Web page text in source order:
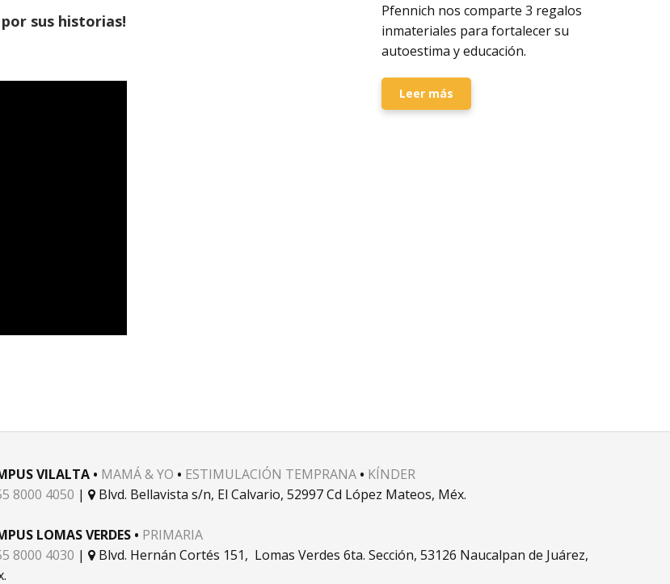
sus historias!
Pfennich nos comparte 3 regalos
inmateriales para fortalecer su
autoestima y educación.
Leer más
VILALTA • MAMÁ & YO • ESTIMULACIÓN TEMPRANA • KÍNDER
8000 4050 |  Blvd. Bellavista s/n, El Calvario, 52997 Cd López Mateos, Méx.
LOMAS VERDES • PRIMARIA
8000 4030 |  Blvd. Hernán Cortés 151, Lomas Verdes 6ta. Sección, 53126 Naucalpan de Juárez,